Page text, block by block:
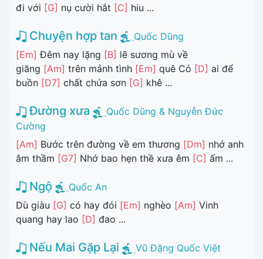
đi với [G] nụ cười hắt [C] hiu ...
Chuyện hợp tan
Quốc Dũng
[Em] Đêm nay lặng [B] lẽ sương mù về
giăng [Am] trên mảnh tình [Em] quê Có [D] ai để
buồn [D7] chất chứa sơn [G] khê ...
Đường xưa
Quốc Dũng & Nguyễn Đức
Cường
[Am] Bước trên đường về em thương [Dm] nhớ anh
âm thầm [G7] Nhớ bao hẹn thề xưa êm [C] ấm ...
Ngộ
Quốc An
Dù giàu [G] có hay đói [Em] nghèo [Am] Vinh
quang hay lao [D] đao ...
Nếu Mai Gặp Lại
Vũ Đặng Quốc Việt